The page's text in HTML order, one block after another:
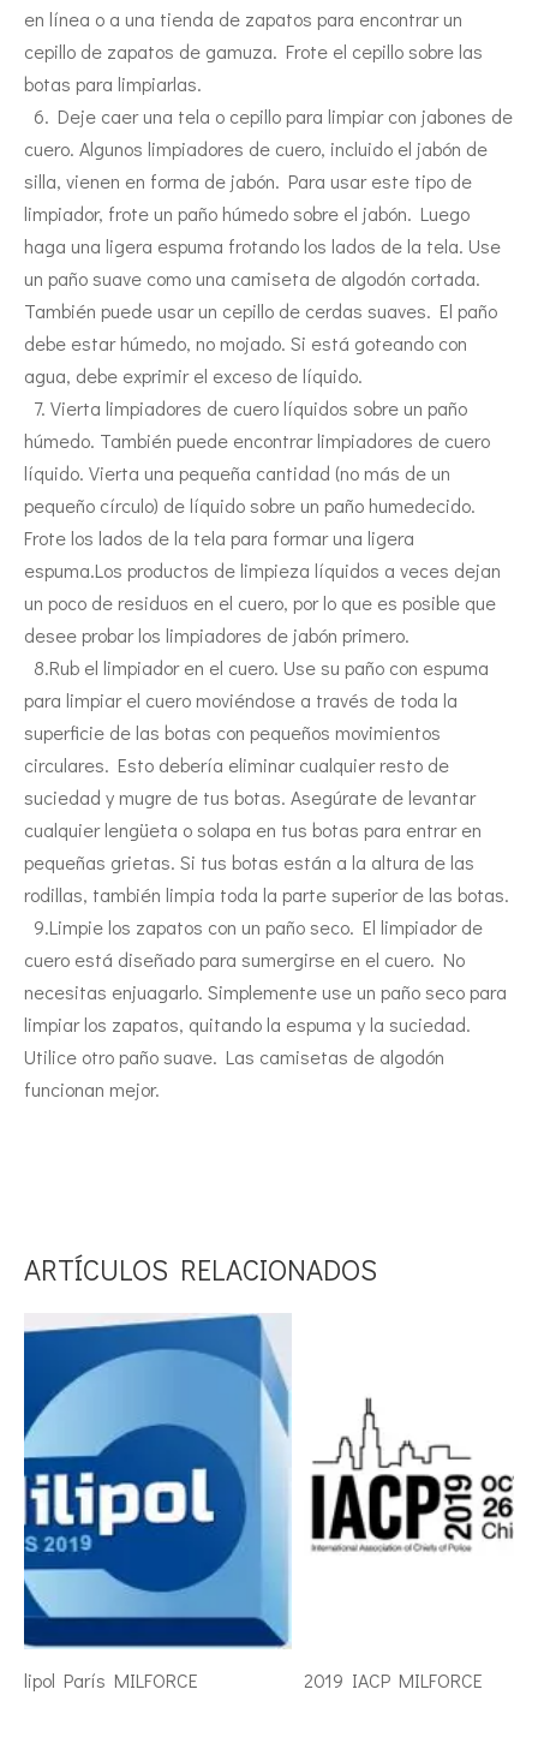
en línea o a una tienda de zapatos para encontrar un
cepillo de zapatos de gamuza. Frote el cepillo sobre las
botas para limpiarlas.
6. Deje caer una tela o cepillo para limpiar con jabones de
cuero. Algunos limpiadores de cuero, incluido el jabón de
silla, vienen en forma de jabón. Para usar este tipo de
limpiador, frote un paño húmedo sobre el jabón. Luego
haga una ligera espuma frotando los lados de la tela. Use
un paño suave como una camiseta de algodón cortada.
También puede usar un cepillo de cerdas suaves. El paño
debe estar húmedo, no mojado. Si está goteando con
agua, debe exprimir el exceso de líquido.
7. Vierta limpiadores de cuero líquidos sobre un paño
húmedo. También puede encontrar limpiadores de cuero
líquido. Vierta una pequeña cantidad (no más de un
pequeño círculo) de líquido sobre un paño humedecido.
Frote los lados de la tela para formar una ligera
espuma.Los productos de limpieza líquidos a veces dejan
un poco de residuos en el cuero, por lo que es posible que
desee probar los limpiadores de jabón primero.
8.Rub el limpiador en el cuero. Use su paño con espuma
para limpiar el cuero moviéndose a través de toda la
superficie de las botas con pequeños movimientos
circulares. Esto debería eliminar cualquier resto de
suciedad y mugre de tus botas. Asegúrate de levantar
cualquier lengüeta o solapa en tus botas para entrar en
pequeñas grietas. Si tus botas están a la altura de las
rodillas, también limpia toda la parte superior de las botas.
9.Limpie los zapatos con un paño seco. El limpiador de
cuero está diseñado para sumergirse en el cuero. No
necesitas enjuagarlo. Simplemente use un paño seco para
limpiar los zapatos, quitando la espuma y la suciedad.
Utilice otro paño suave. Las camisetas de algodón
funcionan mejor.
ARTÍCULOS RELACIONADOS
París MILFORCE 2019 IACP MILFORCE